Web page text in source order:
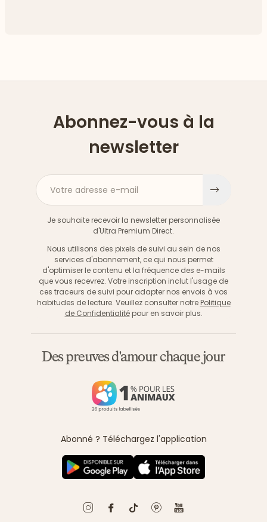
Abonnez-vous à la
newsletter
Votre adresse e-mail
Je souhaite recevoir la newsletter personnalisée
d'Ultra Premium Direct.
Nous utilisons des pixels de suivi au sein de nos
services d'abonnement, ce qui nous permet
d'optimiser le contenu et la fréquence des e-mails
que vous recevrez. Votre inscription inclut l'usage de
ces traceurs de suivi pour adapter nos envois à vos
habitudes de lecture. Veuillez consulter notre Politique
de Confidentialitépour en savoir plus.
Des preuves d'amour chaque jour
Abonné ? Téléchargez l'application